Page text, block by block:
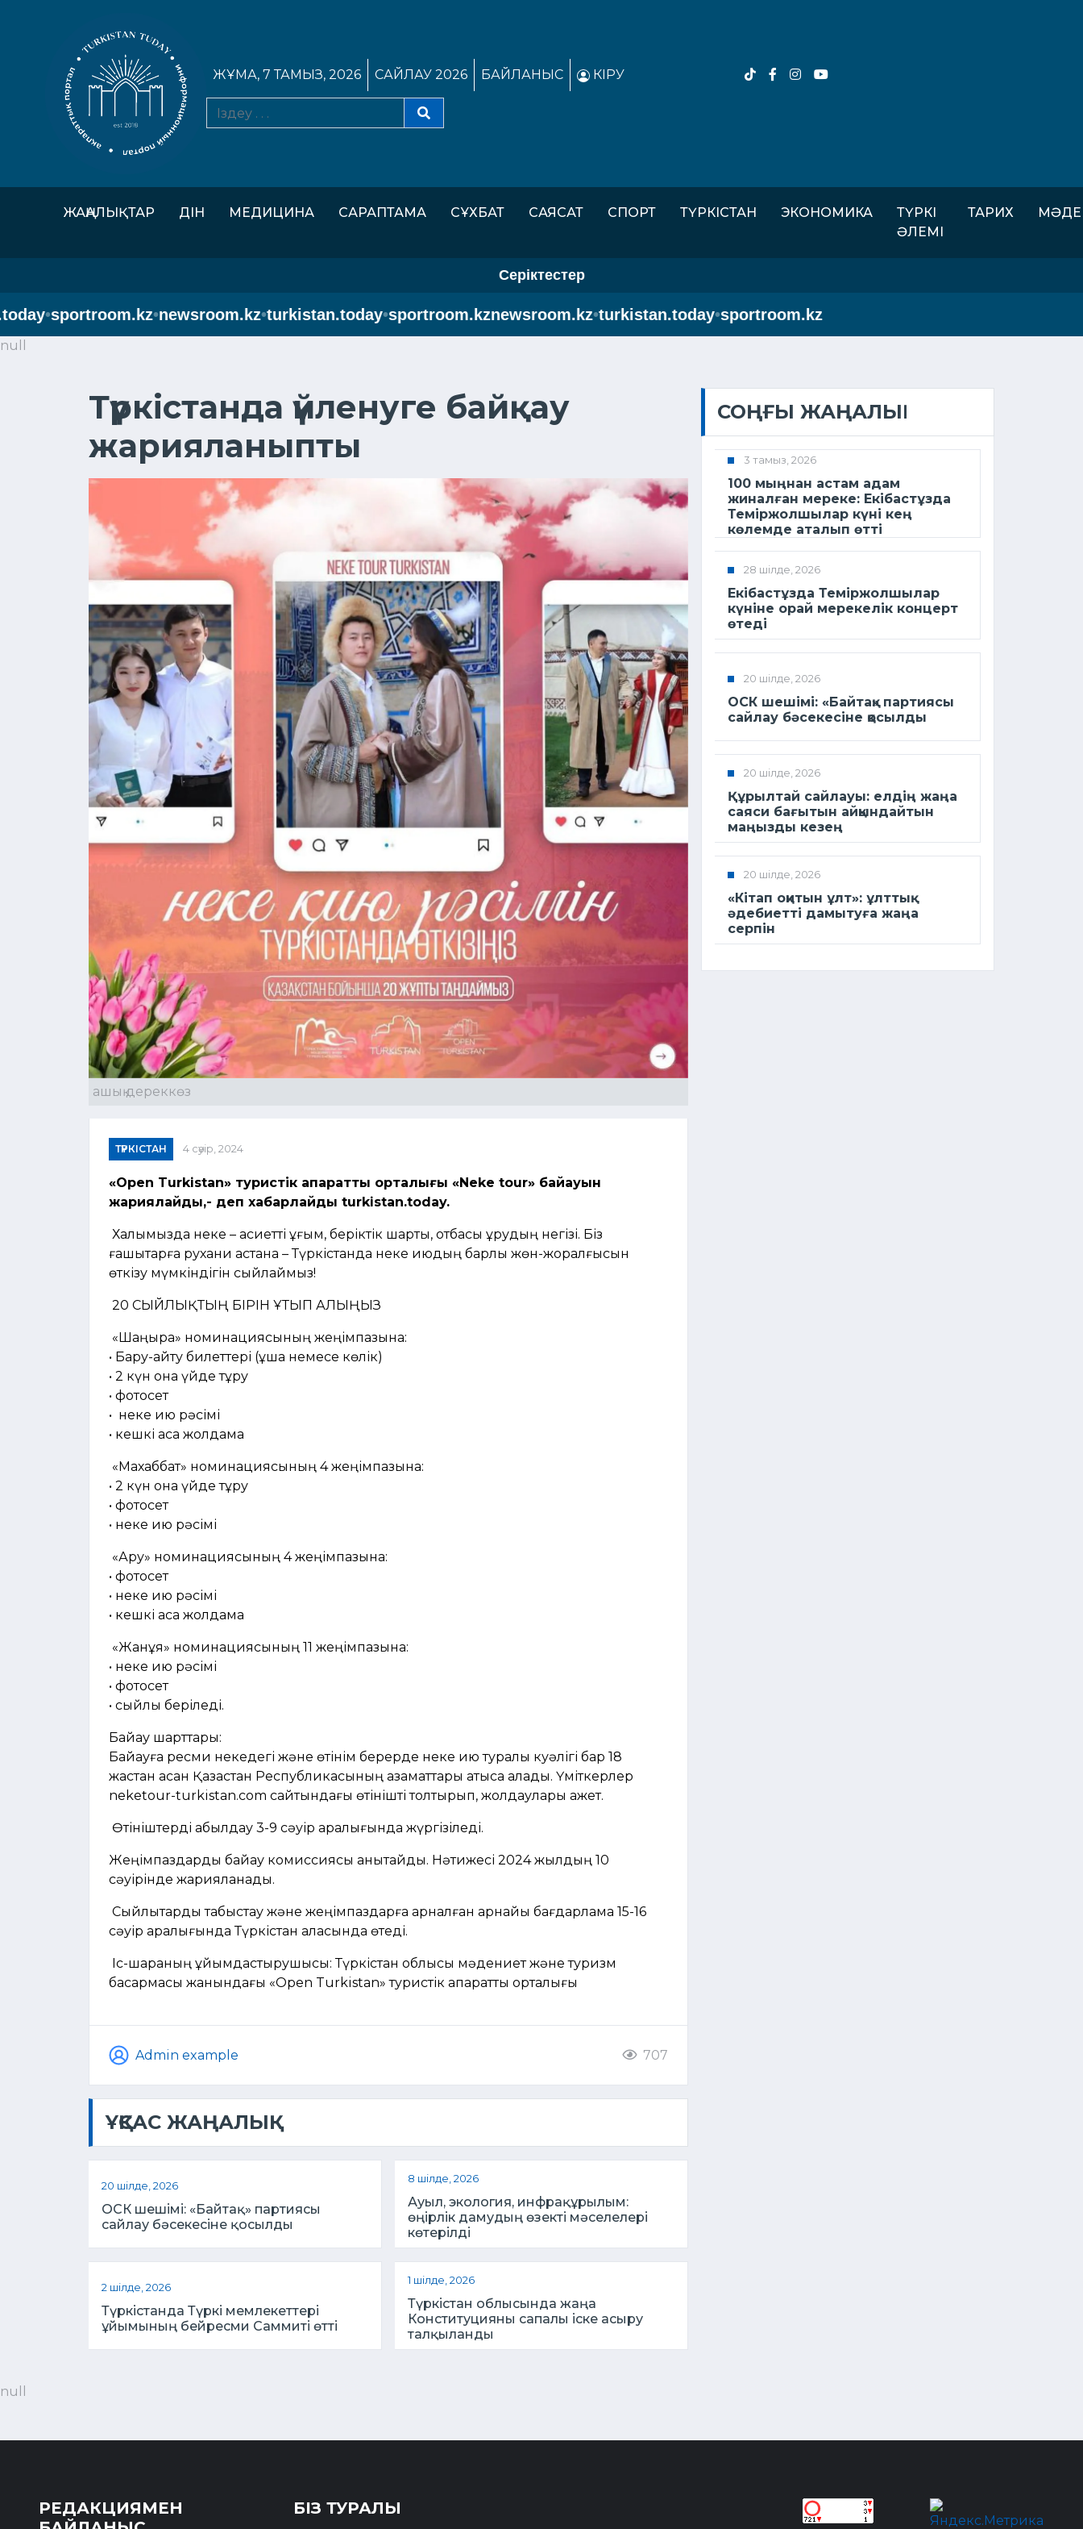
ЖҰМА, 7 ТАМЫЗ, 2026 САЙЛАУ 2026 БАЙЛАНЫС КІРУ
ЖАҢАЛЫҚТАР ДІН МЕДИЦИНА САРАПТАМА СҰХБАТ САЯСАТ СПОРТ ТҮРКІСТАН ЭКОНОМИКА
ТҮРКІ
ӘЛЕМІ
ТАРИХ
Серіктестер
•sportroom.kz•newsroom.kz•turkistan.today•sportroom.kznewsroom.kz•turkistan.today•sportroom.kz
null
Түркістанда үйленуге байқау
жарияланыпты
ашық дереккөз
ТҮРКІСТАН 4 сәуір, 2024
«Open Turkistan» туристік ақпараттық орталығы «Neke tour» байқауын
жариялайды,- деп хабарлайды turkistan.today.
Халқымызда неке – қасиетті ұғым, беріктік шарты, отбасы құрудың негізі. Біз
ғашықтарға рухани астана – Түркістанда неке қиюдың барлық жөн-жоралғысын
өткізу мүмкіндігін сыйлаймыз!
20 СЫЙЛЫҚТЫҢ БІРІН ҰТЫП АЛЫҢЫЗ
«Шаңырақ» номинациясының жеңімпазына:
• Бару-қайту билеттері (ұшақ немесе көлік)
• 2 күн қонақ үйде тұру
• ⁠фотосет
• ⁠ неке қию рәсімі
• ⁠кешкі асқа жолдама
«Махаббат» номинациясының 4 жеңімпазына:
• 2 күн қонақ үйде тұру
• ⁠фотосет
• ⁠неке қию рәсімі
«Ару» номинациясының 4 жеңімпазына:
• фотосет
• ⁠неке қию рәсімі
• ⁠кешкі асқа жолдама
«Жанұя» номинациясының 11 жеңімпазына:
• неке қию рәсімі
• ⁠фотосет
• ⁠сыйлық беріледі.
Байқау шарттары:
Байқауға ресми некедегі және өтінім берерде неке қию туралы куәлігі бар 18
жастан асқан Қазақстан Республикасының азаматтары қатыса алады. Үміткерлер
neketour-turkistan.com сайтындағы өтінішті толтырып, жолдаулары қажет.
Өтініштерді қабылдау 3-9 сәуір аралығында жүргізіледі.
Жеңімпаздарды байқау комиссиясы анықтайды. Нәтижесі 2024 жылдың 10
сәуірінде жарияланады.
Сыйлықтарды табыстау және жеңімпаздарға арналған арнайы бағдарлама 15-16
сәуір аралығында Түркістан қаласында өтеді.
Іс-шараның ұйымдастырушысы: Түркістан облысы мәдениет және туризм
басқармасы жанындағы «Open Turkistan» туристік ақпараттық орталығы
Admin example 707
ҰҚСАС ЖАҢАЛЫҚ
20 шілде, 2026
ОСК шешімі: «Байтақ» партиясы
сайлау бәсекесіне қосылды
8 шілде, 2026
Ауыл, экология, инфрақұрылым:
өңірлік дамудың өзекті мәселелері
көтерілді
2 шілде, 2026
Түркістанда Түркі мемлекеттері
ұйымының бейресми Саммиті өтті
1 шілде, 2026
Түркістан облысында жаңа
Конституцияны сапалы іске асыру
талқыланды
СОҢҒЫ ЖАҢАЛЫҚ
3 тамыз, 2026
100 мыңнан астам адам
жиналған мереке: Екібастұзда
Теміржолшылар күні кең
көлемде аталып өтті
28 шілде, 2026
Екібастұзда Теміржолшылар
күніне орай мерекелік концерт
өтеді
20 шілде, 2026
ОСК шешімі: «Байтақ» партиясы
сайлау бәсекесіне қосылды
20 шілде, 2026
Құрылтай сайлауы: елдің жаңа
саяси бағытын айқындайтын
маңызды кезең
20 шілде, 2026
«Кітап оқитын ұлт»: ұлттық
әдебиетті дамытуға жаңа
серпін
null
РЕДАКЦИЯМЕН
БІЗ ТУРАЛЫ